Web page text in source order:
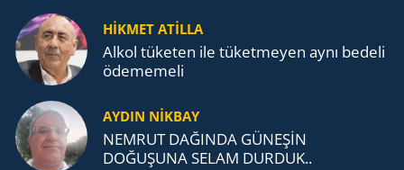
TEŞKİLATI’NA UZANAN MİRASI
HİKMET ATİLLA
Alkol tü­ke­ten ile tü­ket­me­yen aynı be­de­li
öde­me­me­li
AYDIN NİKBAY
NEMRUT DAĞINDA GÜNEŞİN
DOĞUŞUNA SELAM DURDUK..